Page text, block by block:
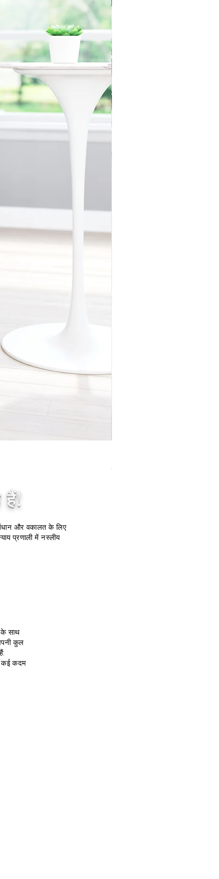
मूल्य
$320.00
हैं!
और वकालत के लिए
प्रणाली में नस्लीय
के साथ
कुल
कई कदम